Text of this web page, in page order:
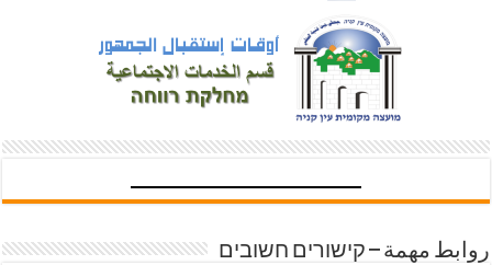
روابط مهمة – קישורים חשובים